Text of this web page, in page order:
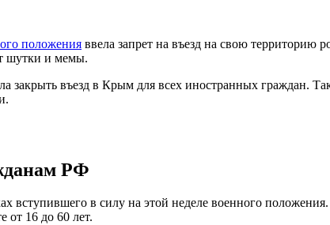
положения ввела запрет на въезд на свою территорию
шутки и мемы.
закрыть въезд в Крым для всех иностранных граждан.
РФ
в силу на этой неделе военного
от 16 до 60 лет.